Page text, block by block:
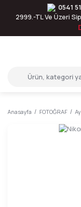
0541
2999.-TL Ve Üzeri
Anasayfa FOTOĞRAF